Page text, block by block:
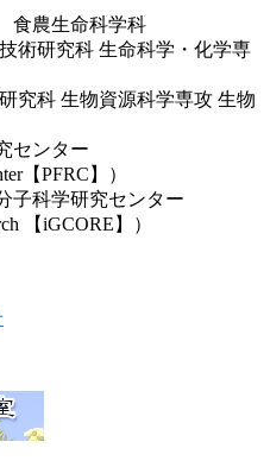
農生命科学科
術研究科 生命科学・化学専
究科 生物資源科学専攻 生物
センター
【PFRC】）
子科学研究センター
【iGCORE】）